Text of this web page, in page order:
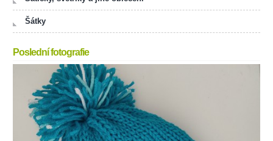
Šátky
Poslední fotografie